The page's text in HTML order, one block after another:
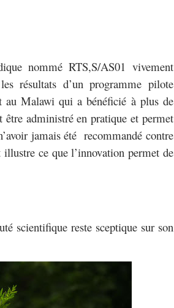
nommé RTS,S/AS01 vivement
résultats d’un programme pilote
au Malawi qui a bénéficié à plus de
administré en pratique et permet
jamais été recommandé contre
ce que l’innovation permet de
scientifique reste sceptique sur son